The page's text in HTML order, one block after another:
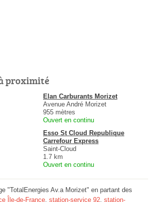
proximité
Elan Carburants Morizet
Avenue André Morizet
955 mètres
Ouvert en continu
Esso St Cloud Republique
Carrefour Express
Saint-Cloud
1.7 km
Ouvert en continu
"TotalEnergies Av.a Morizet" en partant des
Île-de-France, station-service 92, station-